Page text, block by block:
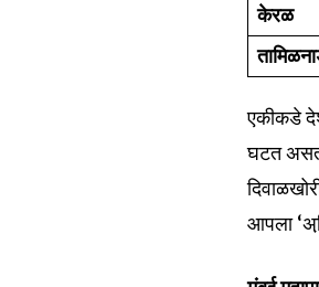
केरळ
एकीकडे
घटत
आपला